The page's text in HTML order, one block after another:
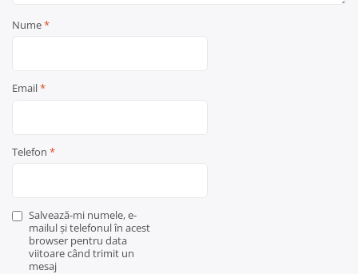
Nume*
Email*
Telefon *
Salvează-mi numele, e-
mailul și telefonul în acest
browser pentru data
viitoare când trimit un
mesaj